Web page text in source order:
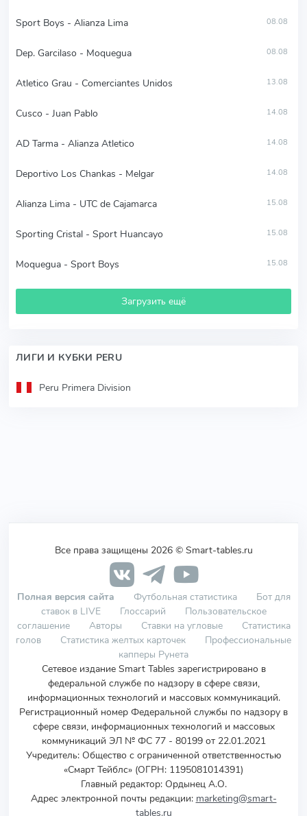
Sport Boys - Alianza Lima 08.08
Dep. Garcilaso - Moquegua 08.08
Atletico Grau - Comerciantes Unidos 13.08
Cusco - Juan Pablo 14.08
AD Tarma - Alianza Atletico 14.08
Deportivo Los Chankas - Melgar 14.08
Alianza Lima - UTC de Cajamarca 15.08
Sporting Cristal - Sport Huancayo 15.08
Moquegua - Sport Boys 15.08
Загрузить ещё
ЛИГИ И КУБКИ PERU
Peru Primera Division
Все права защищены 2026 © Smart-tables.ru
Полная версия сайта Футбольная статистика
Бот для
ставок в LIVE
Глоссарий
Пользовательское
соглашение
Авторы Ставки на угловые
Статистика
голов
Статистика желтых карточек
Профессиональные
капперы Рунета
Сетевое издание Smart Tables зарегистрировано в
федеральной службе по надзору в сфере связи,
информационных технологий и массовых коммуникаций.
Регистрационный номер Федеральной службы по надзору в
сфере связи, информационных технологий и массовых
коммуникаций ЭЛ № ФС 77 - 80199 от 22.01.2021
Учредитель: Общество с ограниченной ответственностью
«Смарт Тейблс» (ОГРН: 1195081014391)
Главный редактор: Ордынец А.О.
Адрес электронной почты редакции: marketing@smart-
tables.ru